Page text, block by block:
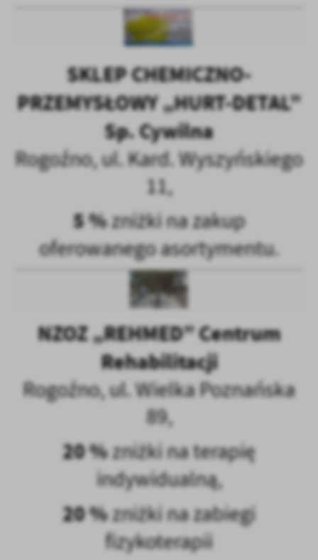
SKLEP CHEMICZNO-
PRZEMYSŁOWY „HURT-DETAL”
Sp. Cywilna
Rogoźno, ul. Kard. Wyszyńskiego
11,
5 %zniżki na zakup
oferowanego asortymentu.
NZOZ „REHMED” Centrum
Rehabilitacji
Rogoźno, ul. Wielka Poznańska
89,
20 %zniżki na terapię
indywidualną,
20 %zniżki na zabiegi
fizykoterapii